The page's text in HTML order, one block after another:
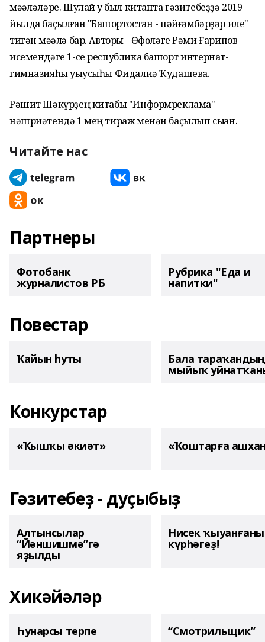
мәҡәләләре. Шулай уҡ был китапта гәзитебеҙҙә 2019
йылда баҫылған "Башҡортостан - пәйғәмбәрҙәр иле"
тигән мәҡәлә бар. Авторы - Өфөләге Рәми Ғарипов
исемендәге 1-се республика башҡорт интернат-
гимназияһы уҡыусыһы Фидалиә Ҡудашева.
Рәшит Шәкүрҙең китабы "Информреклама"
нәшриәтендә 1 мең тираж менән баҫылып сыҡҡан.
Читайте нас
Партнеры
Фотобанк
журналистов РБ
Рубрика "Еда и
напитки"
Повестар
Ҡайын һуты Бала тараҡандың
мыйыҡ
Конкурстар
«Ҡышҡы әкиәт» «Ҡоштарға
Гәзитебеҙ - дуҫыбыҙ
Алтынсылар
“Йәншишмә”гә
яҙылды
Нисек
күрһәгеҙ!
Хикәйәләр
Һунарсы терпе “Смотрильщик”